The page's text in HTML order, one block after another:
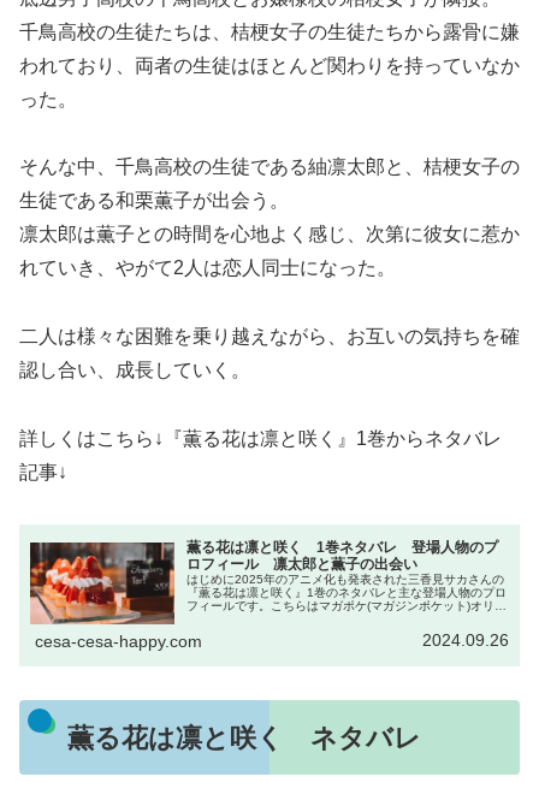
千鳥高校の生徒たちは、桔梗女子の生徒たちから露骨に嫌
われており、両者の生徒はほとんど関わりを持っていなか
った。
そんな中、千鳥高校の生徒である紬凛太郎と、桔梗女子の
生徒である和栗薫子が出会う。
凛太郎は薫子との時間を心地よく感じ、次第に彼女に惹か
れていき、やがて2人は恋人同士になった。
二人は様々な困難を乗り越えながら、お互いの気持ちを確
認し合い、成長していく。
詳しくはこちら↓『薫る花は凛と咲く』1巻からネタバレ
記事↓
薫る花は凛と咲く 1巻ネタバレ 登場人物のプ
ロフィール 凛太郎と薫子の出会い
はじめに2025年のアニメ化も発表された三香見サカさんの
『薫る花は凛と咲く』1巻のネタバレと主な登場人物のプロ
フィールです。こちらはマガポケ(マガジンポケット)オリジ
cesa-cesa-happy.com 2024.09.26
薫る花は凛と咲く ネタバレ